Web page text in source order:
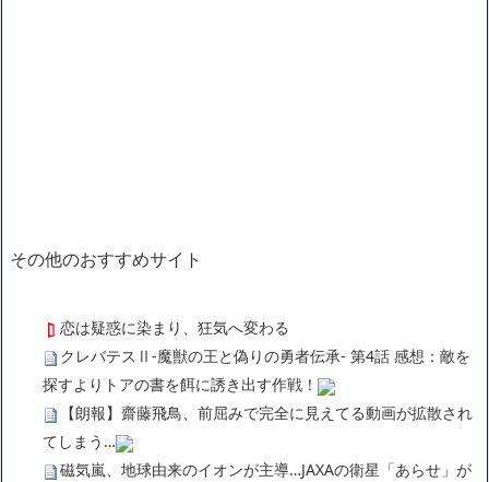
その他のおすすめサイト
恋は疑惑に染まり、狂気へ変わる
クレバテスⅡ-魔獣の王と偽りの勇者伝承- 第4話 感想：敵を
探すよりトアの書を餌に誘き出す作戦！
【朗報】齋藤飛鳥、前屈みで完全に見えてる動画が拡散され
てしまう…
磁気嵐、地球由来のイオンが主導…JAXAの衛星「あらせ」が